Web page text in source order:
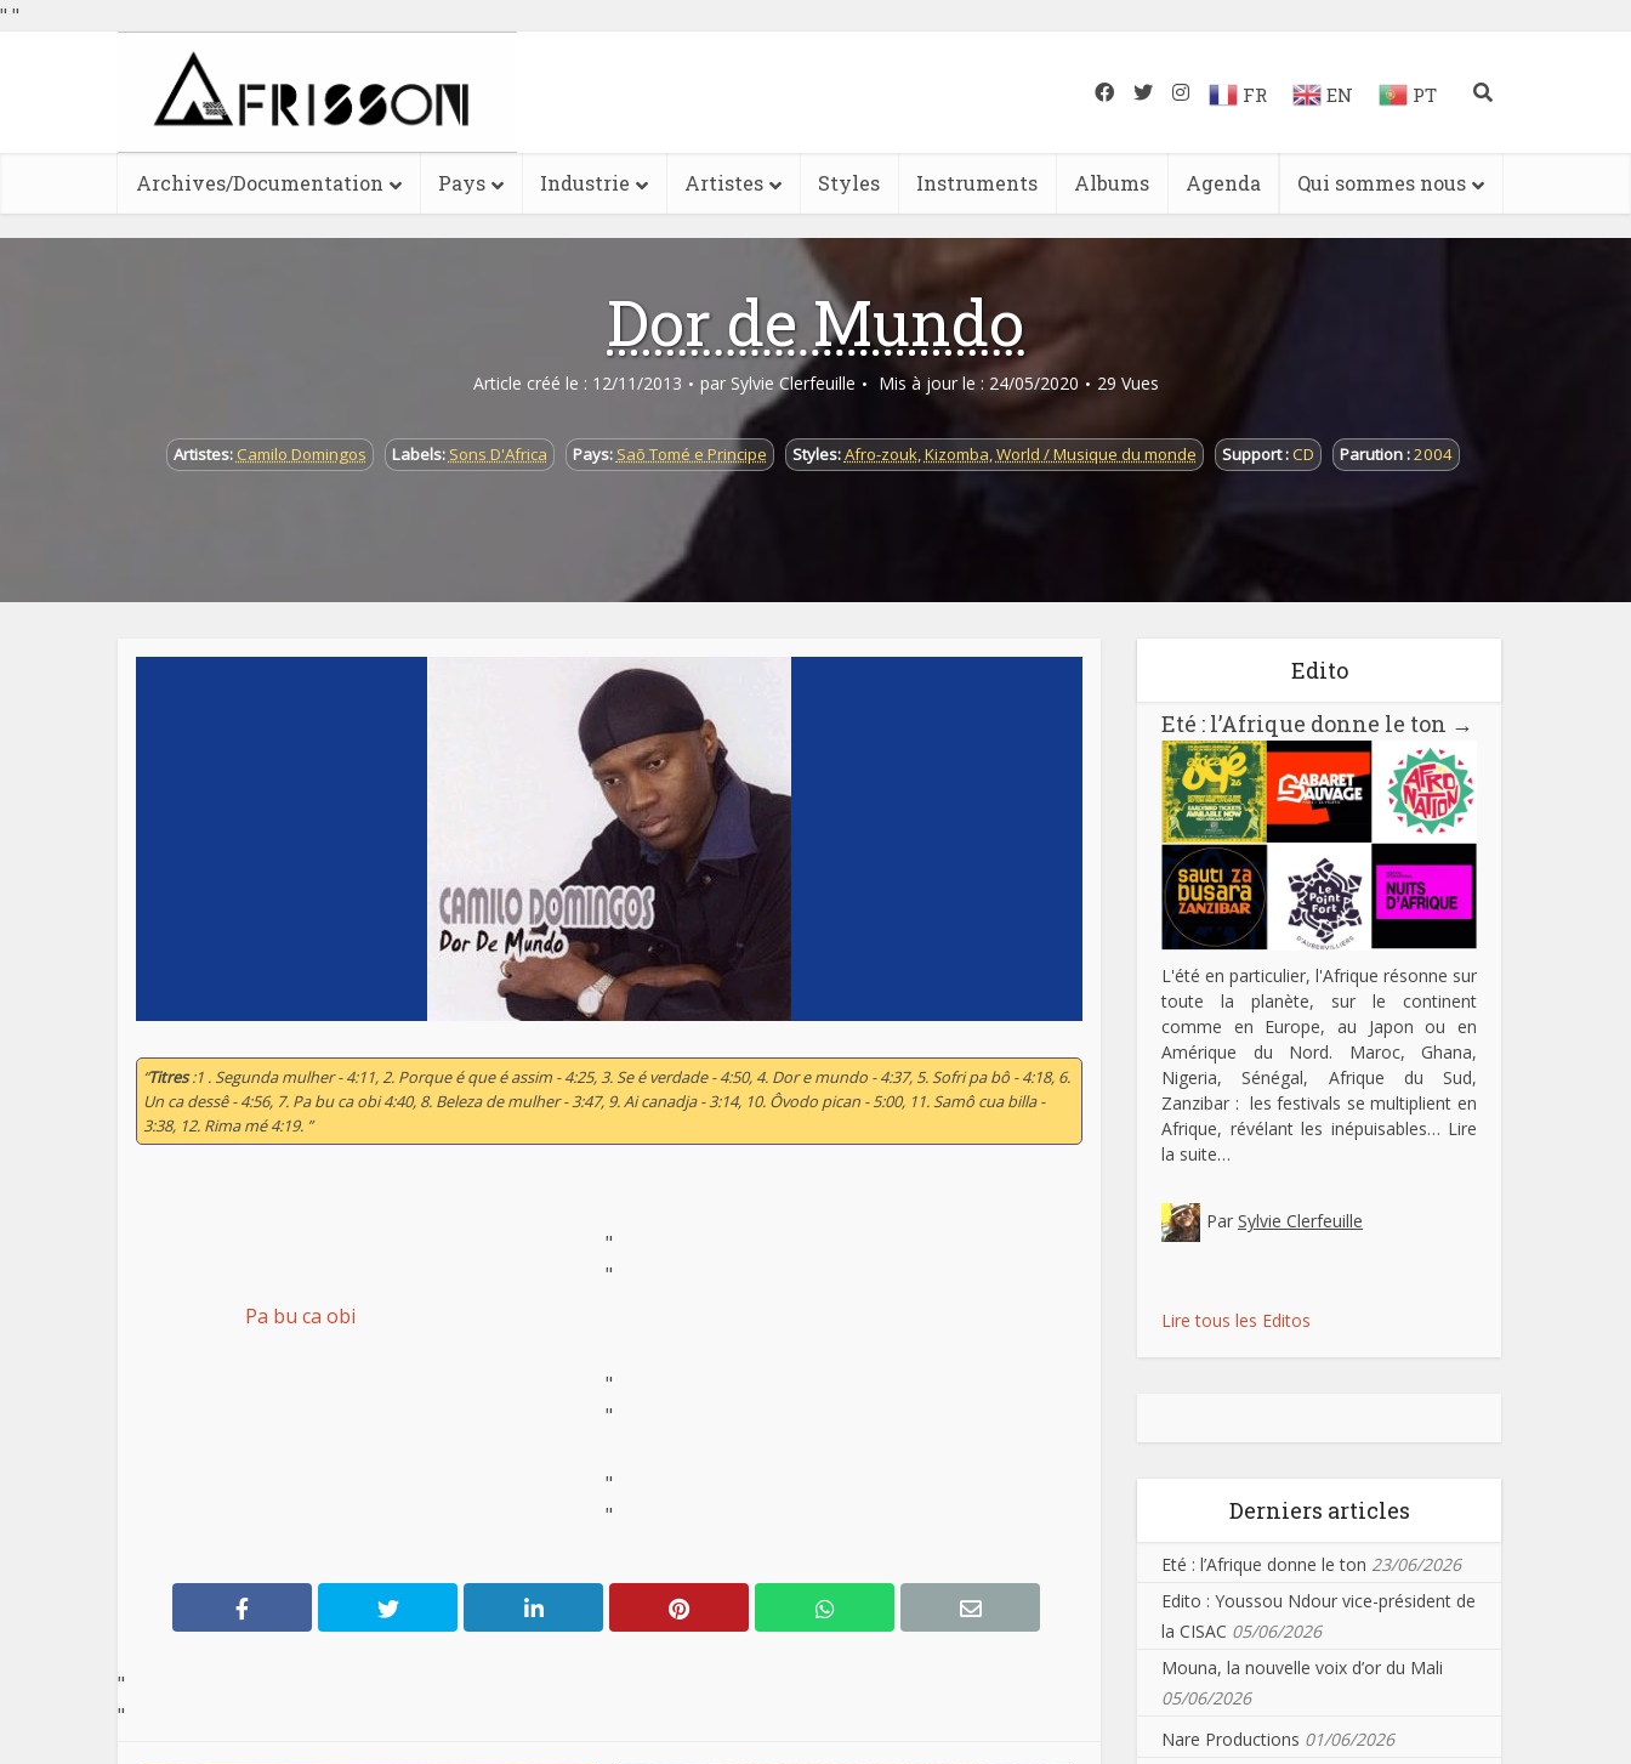
" "
FR EN PT
Archives/Documentation Pays Industrie Artistes Styles Instruments Albums Agenda Qui sommes nous
Dor de Mundo
Article créé le : 12/11/2013 par Sylvie Clerfeuille Mis à jour le : 24/05/2020 29 Vues
Artistes: Camilo Domingos Labels: Sons D'Africa Pays: Saõ Tomé e Principe Styles:Afro-zouk,Kizomba,World / Musique du monde Support :CD Parution :2004
“Titres:1 . Segunda mulher - 4:11, 2. Porque é que é assim - 4:25, 3. Se é verdade - 4:50, 4. Dor e mundo - 4:37, 5. Sofri pa bô - 4:18, 6.
Un ca dessê - 4:56, 7. Pa bu ca obi 4:40, 8. Beleza de mulher - 3:47, 9. Ai canadja - 3:14, 10. Ôvodo pican - 5:00, 11. Samô cua billa -
3:38, 12. Rima mé 4:19. ”
"
"
Pa bu ca obi
"
"
"
"
"
"
Edito
Eté : l’Afrique donne le ton →
L'été en particulier, l'Afrique résonne sur
toute la planète, sur le continent
comme en Europe, au Japon ou en
Amérique du Nord. Maroc, Ghana,
Nigeria, Sénégal, Afrique du Sud,
Zanzibar : les festivals se multiplient en
Afrique, révélant les inépuisables… Lire
la suite…
Par Sylvie Clerfeuille
Lire tous les Editos
Derniers articles
Eté : l’Afrique donne le ton 23/06/2026
Edito : Youssou Ndour vice-président de
la CISAC 05/06/2026
Mouna, la nouvelle voix d’or du Mali
05/06/2026
Nare Productions 01/06/2026